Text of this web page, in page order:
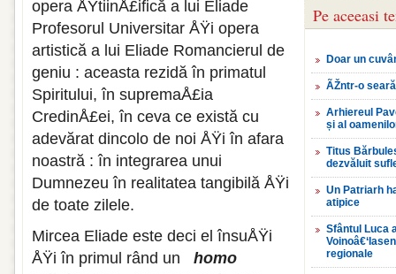
Pe aceeasi
Doar un
ÃŽntr-o
Arhiereul
și al
Titus
dezvăluit
Un Patriarh
atipice
Sfântul Luca
regionale
opera ÅŸtiinÅ£ifică a lui Eliade
Profesorul Universitar ÅŸi opera
artistică a lui Eliade Romancierul de
geniu : aceasta rezidă în primatul
Spiritului, în supremaÅ£ia
CredinÅ£ei, în ceva ce există cu
adevărat dincolo de noi ÅŸi în afara
noastră : în integrarea unui
Dumnezeu în realitatea tangibilă ÅŸi
de toate zilele.
Mircea Eliade este deci el însuÅŸi
ÅŸi în primul rând un
homo